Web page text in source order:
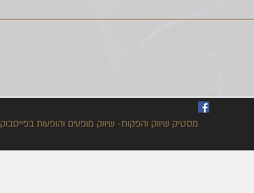
מסטיק שיווק והפקות- שיווק מופעים והופעות בפייסבוק